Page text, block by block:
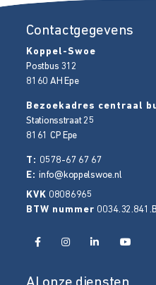
Contactgegevens
Koppel-Swoe
Postbus 312
8160 AH Epe
Bezoekadres centraal
Stationsstraat 25
8161 CP Epe
T: 0578-67 67 67
E:info@koppelswoe.nl
KVK 08086965
BTW nummer